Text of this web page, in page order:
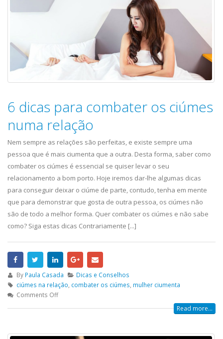
6 dicas para combater os ciúmes
numa relação
Nem sempre as relações são perfeitas, e existe sempre uma
pessoa que é mais ciumenta que a outra. Desta forma, saber como
combater os ciúmes é essencial se quiser levar o seu
relacionamento a bom porto. Hoje iremos dar-lhe algumas dicas
para conseguir deixar o ciúme de parte, contudo, tenha em mente
que para demonstrar que gosta de outra pessoa, os ciúmes não
são de todo a melhor forma. Quer combater os ciúmes e não sabe
como? Siga estas dicas Contrariamente [...]
By Paula Casada
Dicas e Conselhos
ciúmes na relação, combater os ciúmes, mulher ciumenta
Comments Off
Read more...